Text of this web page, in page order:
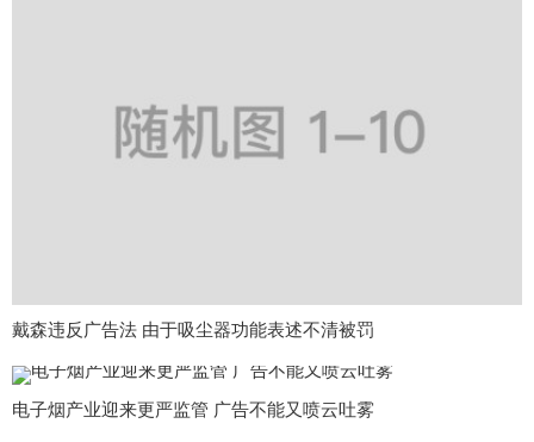
戴森违反广告法 由于吸尘器功能表述不清被罚
电子烟产业迎来更严监管 广告不能又喷云吐雾